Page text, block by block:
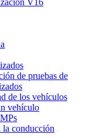
V16
de pruebas de
de los vehículos
vehículo
la conducción